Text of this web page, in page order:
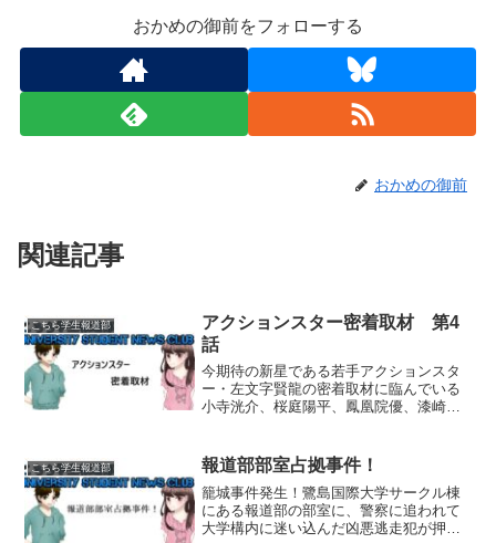
おかめの御前をフォローする
おかめの御前
関連記事
こちら学生報道部
アクションスター密着取材 第4
話
今期待の新星である若手アクションスタ
ー・左文字賢龍の密着取材に臨んでいる
小寺洸介、桜庭陽平、鳳凰院優、漆崎亜
の話から、賢龍が何者かに脅迫されてい
ることを知る。そして女...
こちら学生報道部 報道部部室占拠事件！
籠城事件発生！鷺島国際大学サークル棟
にある報道部の部室に、警察に追われて
大学構内に迷い込んだ凶悪逃走犯が押し